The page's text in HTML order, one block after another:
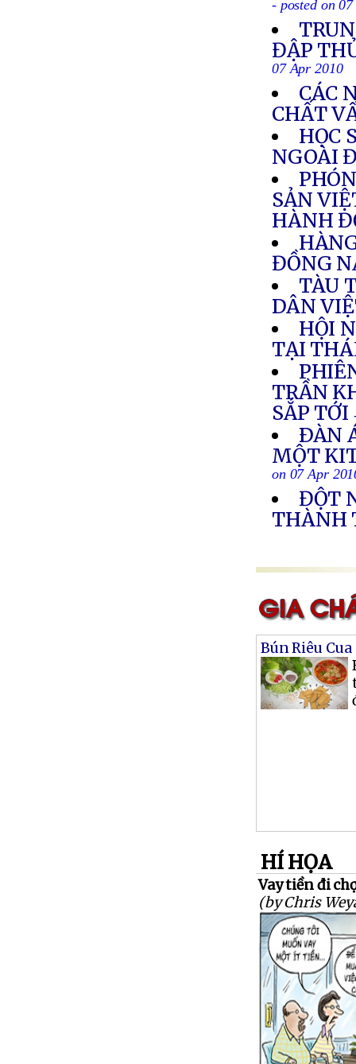
- posted on
ĐẬP
07 Apr 2010
CÁC
CHẤT
HỌC
NGOÀI
SẢN
HÀNH
ĐỒNG
TÀU
DÂN
HỘI
TẠI
TRẦN
SẮP TỚI
ÐÀN
MỘT
on 07 Apr
ĐỘT
THÀNH
Bún Riêu Cua
HÍ HỌA
Vay tiền đi
(by Chris